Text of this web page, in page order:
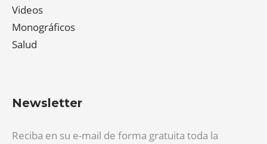
Videos
Monográficos
Salud
Newsletter
Reciba en su e-mail de forma gratuita toda la